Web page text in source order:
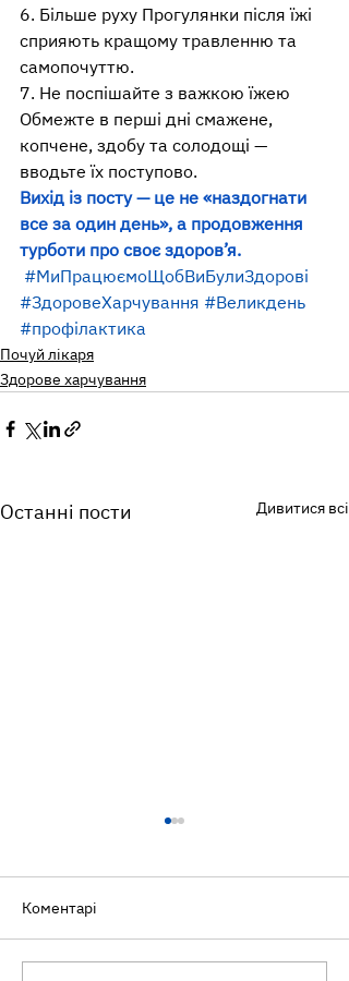
6. Більше руху Прогулянки після їжі
сприяють кращому травленню та
самопочуттю.
7. Не поспішайте з важкою їжею
Обмежте в перші дні смажене,
копчене, здобу та солодощі —
вводьте їх поступово.
Вихід із посту — це не «наздогнати
все за один день», а продовження
турботи про своє здоров’я.
#МиПрацюємоЩобВиБулиЗдорові
#ЗдоровеХарчування #Великдень
#профілактика
Почуй лікаря
Здорове харчування
Останні пости Дивитися всі
Коментарі